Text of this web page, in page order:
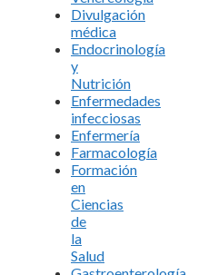
Divulgación
médica
Endocrinología
y
Nutrición
Enfermedades
infecciosas
Enfermería
Farmacología
Formación
en
Ciencias
de
la
Salud